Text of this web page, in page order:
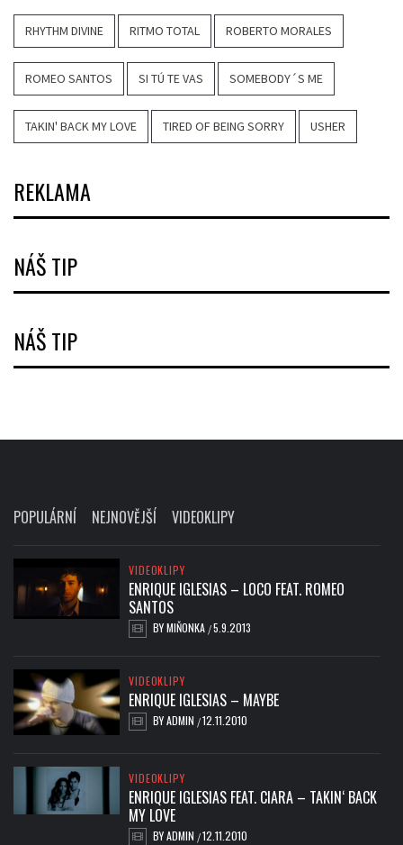
RHYTHM DIVINE RITMO TOTAL ROBERTO MORALES
ROMEO SANTOS SI TÚ TE VAS SOMEBODY´S ME
TAKIN' BACK MY LOVE TIRED OF BEING SORRY USHER
REKLAMA
NÁŠ TIP
NÁŠ TIP
POPULÁRNÍ NEJNOVĚJŠÍ VIDEOKLIPY
VIDEOKLIPY
ENRIQUE IGLESIAS – LOCO FEAT. ROMEO
SANTOS
BYMIŇONKA /5.9.2013
VIDEOKLIPY
ENRIQUE IGLESIAS – MAYBE
BYADMIN /12.11.2010
VIDEOKLIPY
ENRIQUE IGLESIAS FEAT. CIARA – TAKIN‘ BACK
MY LOVE
BYADMIN /12.11.2010